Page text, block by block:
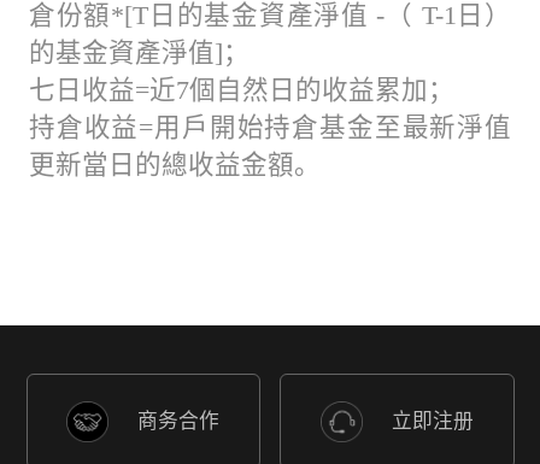
倉份額*[T日的基金資產淨值 -（ T-1日）
的基金資產淨值]；
七日收益=近7個自然日的收益累加；
持倉收益=用戶開始持倉基金至最新淨值
更新當日的總收益金額。
商务合作 立即注册